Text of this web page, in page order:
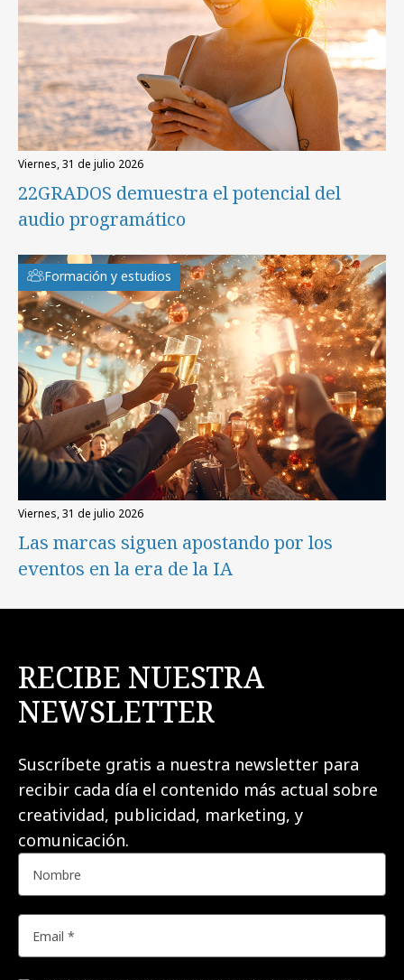
viernes, 31 de julio 2026
22GRADOS demuestra el potencial del
audio programático
Formación y estudios
viernes, 31 de julio 2026
Las marcas siguen apostando por los
eventos en la era de la IA
RECIBE NUESTRA
NEWSLETTER
Suscríbete gratis a nuestra newsletter para
recibir cada día el contenido más actual sobre
creatividad, publicidad, marketing, y
comunicación.